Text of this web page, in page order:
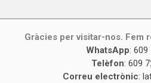
Gràcies per visitar-nos. Fem
WhatsApp: 609
Telèfon: 609
Correu electrònic: